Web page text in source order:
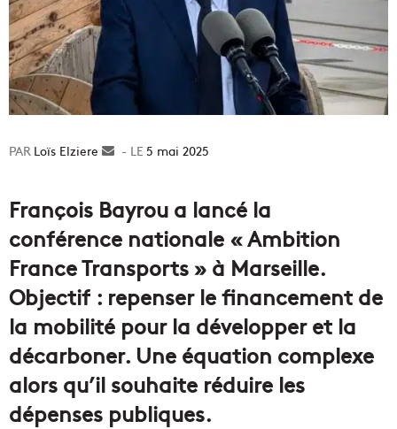
Loïs Elziere
Envoyer5 mai 2025
François Bayrou a lancé la
conférence nationale « Ambition
France Transports » à Marseille.
Objectif : repenser le financement de
la mobilité pour la développer et la
décarboner. Une équation complexe
alors qu’il souhaite réduire les
dépenses publiques.